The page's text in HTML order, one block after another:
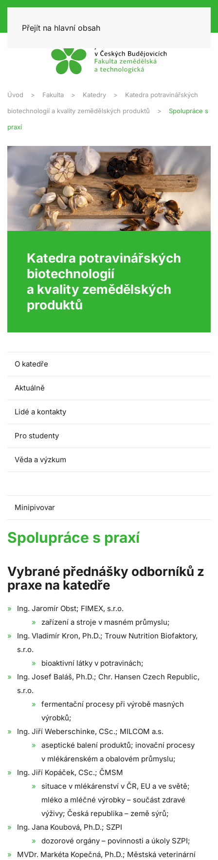
Přejít na hlavní obsah
Úvod Fakulta Katedry Katedra potravinářských
biotechnologií a kvality zemědělských produktů Spolupráce s
praxí
Katedra potravinářských
biotechnologií
a kvality zemědělských
produktů
O katedře
Aktuálně
Lidé a kontakty
Pro studenty
Věda a výzkum
Minipivovar
Spolupráce s praxí
Vybrané přednášky odborníků z
praxe na katedře
Ing. Jaromír Obst; FIMEX, s.r.o.
zařízení a stroje v masném průmyslu;
Ing. Vladimír Kron, Ph.D.; Trouw Nutrition Biofaktory,
s.r.o.
bioaktivní látky v potravinách;
Ing. Josef Baláš, Ph.D.; Chr. Hansen Czech Republic,
s.r.o.
fermentační procesy při výrobě masných
výrobků;
Ing. Jiří Weberschinke, CSc.; MILCOM a.s.
aseptické balení produktů; inovační procesy
v mlékárenském a obalovém průmyslu;
Ing. Jiří Kopáček, CSc.; ČMSM
situace v mlékárenství v ČR, EU a ve světě;
mléko a mléčné výrobky – součást zdravé
výživy; Česká republika – země sýrů;
Ing. Jana Koubová, Ph.D.; SZPI
dozorové orgány – povinnosti a úkoly SZPI;
MVDr. Markéta Kopečná, Ph.D.; Městská veterinární